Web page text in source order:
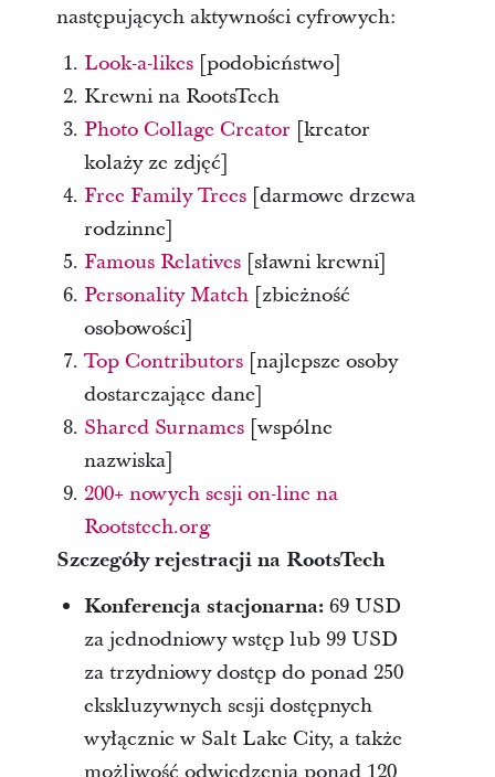
następujących aktywności cyfrowych:
Look-a-likes[podobieństwo]
Krewni na RootsTech
Photo Collage Creator [kreator
kolaży ze zdjęć]
Free Family Trees[darmowe drzewa
rodzinne]
Famous Relatives[sławni krewni]
Personality Match[zbieżność
osobowości]
Top Contributors[najlepsze osoby
dostarczające dane]
Shared Surnames[wspólne
nazwiska]
200+ nowych sesji on-line na
Rootstech.org
Szczegóły rejestracji na RootsTech
Konferencja stacjonarna:69 USD
za jednodniowy wstęp lub 99 USD
za trzydniowy dostęp do ponad 250
ekskluzywnych sesji dostępnych
wyłącznie w Salt Lake City, a także